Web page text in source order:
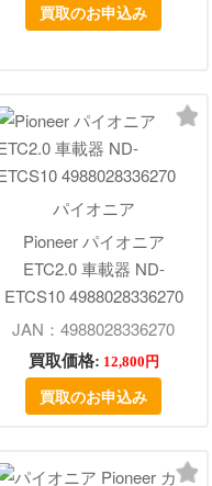
買取のお申込み
パイオニア
Pioneer パイオニア
ETC2.0 車載器 ND-
ETCS10 4988028336270
JAN：4988028336270
買取価格: 12,800円
買取のお申込み